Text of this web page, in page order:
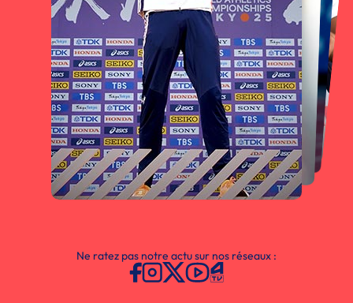
Ne ratez pas notre actu sur nos réseaux :